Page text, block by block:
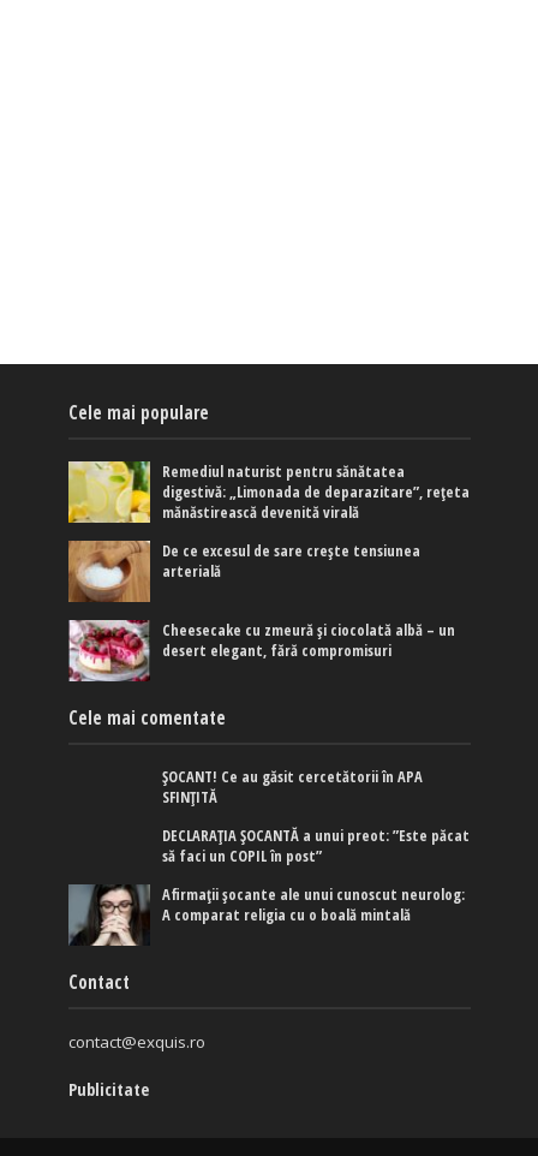
Cele mai populare
Remediul naturist pentru sănătatea
digestivă: „Limonada de deparazitare”, rețeta
mănăstirească devenită virală
De ce excesul de sare crește tensiunea
arterială
Cheesecake cu zmeură și ciocolată albă – un
desert elegant, fără compromisuri
Cele mai comentate
ȘOCANT! Ce au găsit cercetătorii în APA
SFINȚITĂ
DECLARAȚIA ȘOCANTĂ a unui preot: ”Este păcat
să faci un COPIL în post”
Afirmaţii şocante ale unui cunoscut neurolog:
A comparat religia cu o boală mintală
Contact
contact@exquis.ro
Publicitate